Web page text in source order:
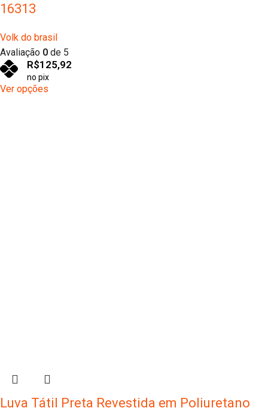
16313
Volk do brasil
Avaliação 0 de 5
R$125,92
no pix
Ver opções
Luva Tátil Preta Revestida em Poliuretano